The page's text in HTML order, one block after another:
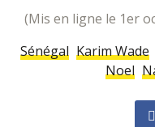
(mis en ligne le 1er
Sénégal Karim Wade
Noel